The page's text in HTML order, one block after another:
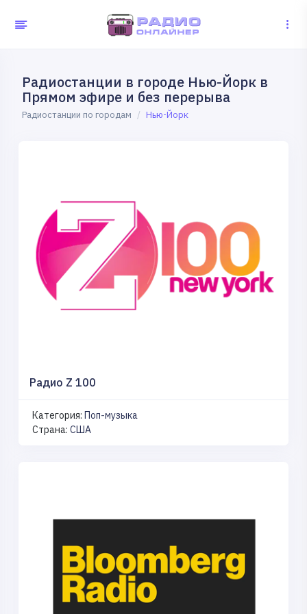
Радиостанции в городе Нью-Йорк в
Прямом эфире и без перерыва
Радиостанции по городам Нью-Йорк
Радио Z 100
Категория: Поп-музыка
Страна: США